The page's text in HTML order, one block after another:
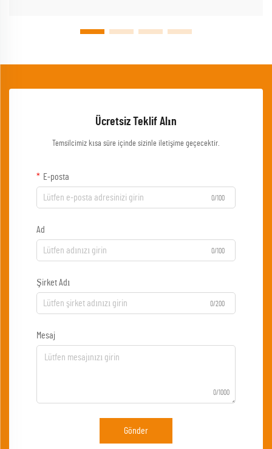
Ücretsiz Teklif Alın
Temsilcimiz kısa süre içinde sizinle iletişime geçecektir.
E-posta
0/100
Ad
0/100
Şirket Adı
0/200
Mesaj
0/1000
Gönder